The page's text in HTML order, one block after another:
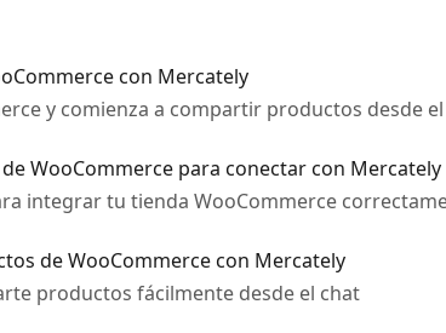
con Mercately
y comienza a compartir productos desde
WooCommerce para conectar con Mercately
integrar tu tienda WooCommerce
de WooCommerce con Mercately
productos fácilmente desde el chat